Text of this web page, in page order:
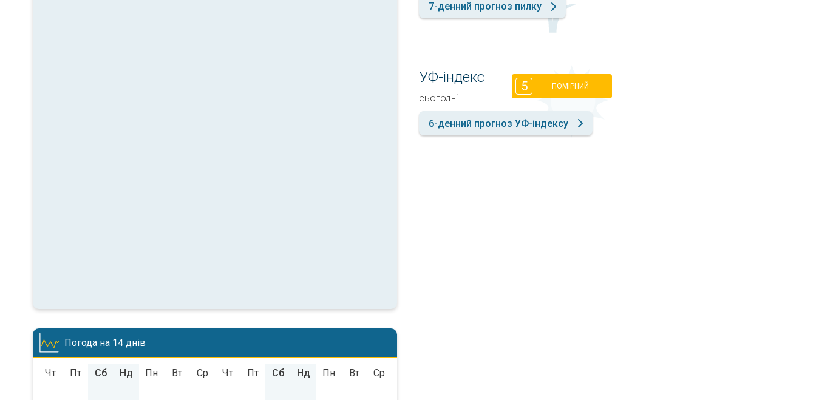
Погода на 14 днів
Чт Пт Сб Нд Пн Вт Ср Чт Пт Сб Нд Пн Вт Ср
7-денний прогноз пилку
УФ-індекс
сьогодні
5 ПОМІРНИЙ
6-денний прогноз УФ-індексу